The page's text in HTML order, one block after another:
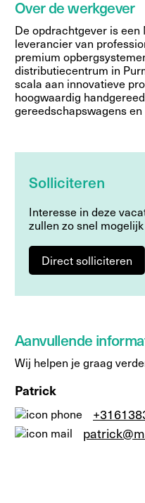
Over de werkgever
De opdrachtgever is
leverancier van
premium
distributiecentrum in
scala aan innovatieve
hoogwaardig
gereedschapswagens
Solliciteren
Interesse in deze
zullen zo snel
Direct solliciteren
Aanvullende
Wij helpen je graag
Patrick